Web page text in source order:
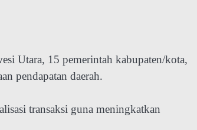
Utara, 15 pemerintah kabupaten/kota,
pendapatan daerah.
transaksi guna meningkatkan